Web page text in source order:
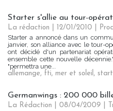
Starter s'allie au tour-
La rédaction | 12/01/2010
Starter a annoncé dans un
janvier, son alliance avec le tour-
ont décidé d'un partenariat
ensemble cette nouvelle
"permettra une...
allemange, fti, mer et soleil,
Germanwings : 200 000
La Rédaction | 08/04/2009